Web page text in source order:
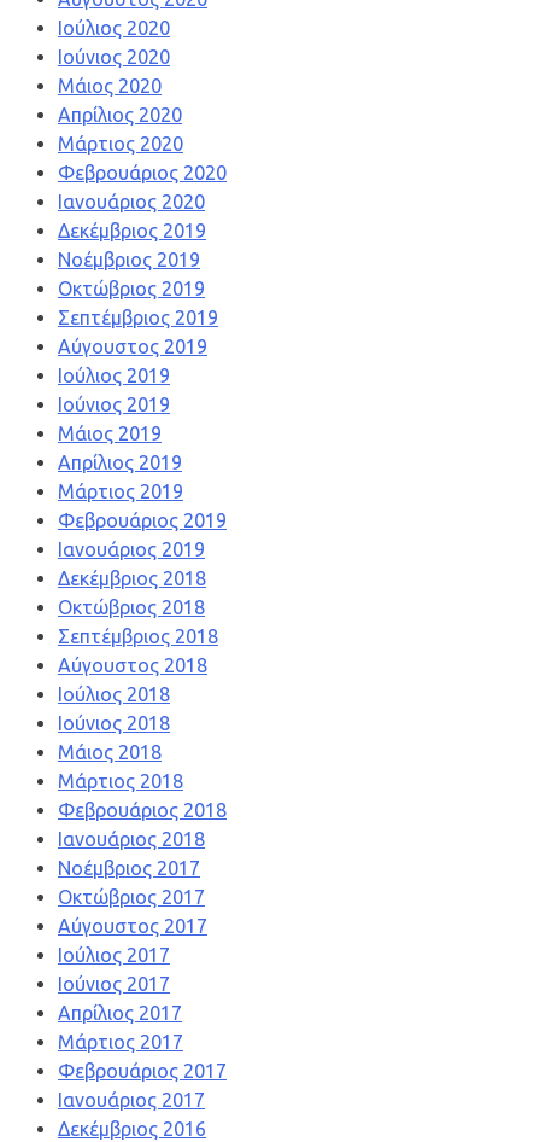
Ιούλιος 2020
Ιούνιος 2020
Μάιος 2020
Απρίλιος 2020
Μάρτιος 2020
Φεβρουάριος 2020
Ιανουάριος 2020
Δεκέμβριος 2019
Νοέμβριος 2019
Οκτώβριος 2019
Σεπτέμβριος 2019
Αύγουστος 2019
Ιούλιος 2019
Ιούνιος 2019
Μάιος 2019
Απρίλιος 2019
Μάρτιος 2019
Φεβρουάριος 2019
Ιανουάριος 2019
Δεκέμβριος 2018
Οκτώβριος 2018
Σεπτέμβριος 2018
Αύγουστος 2018
Ιούλιος 2018
Ιούνιος 2018
Μάιος 2018
Μάρτιος 2018
Φεβρουάριος 2018
Ιανουάριος 2018
Νοέμβριος 2017
Οκτώβριος 2017
Αύγουστος 2017
Ιούλιος 2017
Ιούνιος 2017
Απρίλιος 2017
Μάρτιος 2017
Φεβρουάριος 2017
Ιανουάριος 2017
Δεκέμβριος 2016